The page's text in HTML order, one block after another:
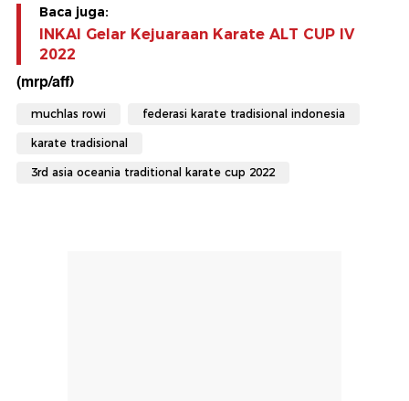
Baca juga:
INKAI Gelar Kejuaraan Karate ALT CUP IV
2022
(mrp/aff)
muchlas rowi federasi karate tradisional indonesia
karate tradisional
3rd asia oceania traditional karate cup 2022